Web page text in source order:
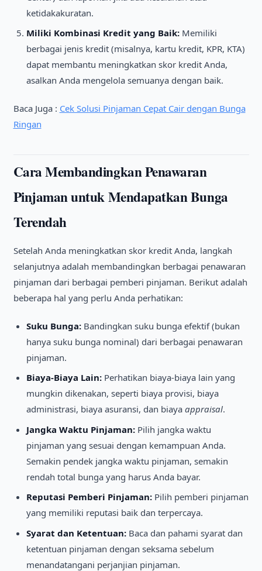
ketidakakuratan.
Miliki Kombinasi Kredit yang Baik: Memiliki
berbagai jenis kredit (misalnya, kartu kredit, KPR, KTA)
dapat membantu meningkatkan skor kredit Anda,
asalkan Anda mengelola semuanya dengan baik.
Baca Juga : Cek Solusi Pinjaman Cepat Cair dengan Bunga
Ringan
Cara Membandingkan Penawaran
Pinjaman untuk Mendapatkan Bunga
Terendah
Setelah Anda meningkatkan skor kredit Anda, langkah
selanjutnya adalah membandingkan berbagai penawaran
pinjaman dari berbagai pemberi pinjaman. Berikut adalah
beberapa hal yang perlu Anda perhatikan:
Suku Bunga: Bandingkan suku bunga efektif (bukan
hanya suku bunga nominal) dari berbagai penawaran
pinjaman.
Biaya-Biaya Lain: Perhatikan biaya-biaya lain yang
mungkin dikenakan, seperti biaya provisi, biaya
administrasi, biaya asuransi, dan biaya appraisal.
Jangka Waktu Pinjaman: Pilih jangka waktu
pinjaman yang sesuai dengan kemampuan Anda.
Semakin pendek jangka waktu pinjaman, semakin
rendah total bunga yang harus Anda bayar.
Reputasi Pemberi Pinjaman: Pilih pemberi pinjaman
yang memiliki reputasi baik dan terpercaya.
Syarat dan Ketentuan: Baca dan pahami syarat dan
ketentuan pinjaman dengan seksama sebelum
menandatangani perjanjian pinjaman.